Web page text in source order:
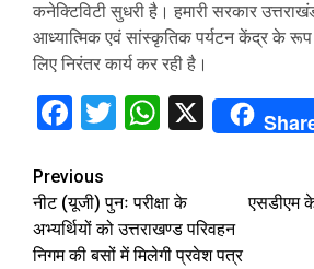
कनेक्टिविटी सुधरी है। हमारी सरकार
आध्यात्मिक एवं सांस्कृतिक पर्यटन केंद्र के
लिए निरंतर कार्य कर रही है।
Facebook
Twitter
X
Continue
Reading
Previous
नीट (यूजी) पुनः परीक्षा के
अभ्यर्थियों को उत्तराखण्ड परिवहन
निगम की बसों में मिलेगी प्रवेश पत्र
एसडीएम